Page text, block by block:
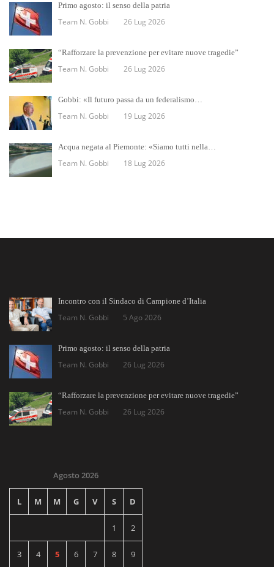
Primo agosto: il senso della patria
Team N. Gobbi 26 Lug 2026
“Rafforzare la prevenzione per evitare nuove tragedie”
Team N. Gobbi 26 Lug 2026
Gobbi: «Il futuro passa da un federalismo…
Team N. Gobbi 19 Lug 2026
Acqua negata al Piemonte: «Siamo tutti nella…
Team N. Gobbi 18 Lug 2026
Incontro con il Sindaco di Campione d’Italia
Team N. Gobbi 5 Ago 2026
Primo agosto: il senso della patria
Team N. Gobbi 26 Lug 2026
“Rafforzare la prevenzione per evitare nuove tragedie”
Team N. Gobbi 26 Lug 2026
Agosto 2026
L M M G V S D
1 2
3 4 5 6 7 8 9